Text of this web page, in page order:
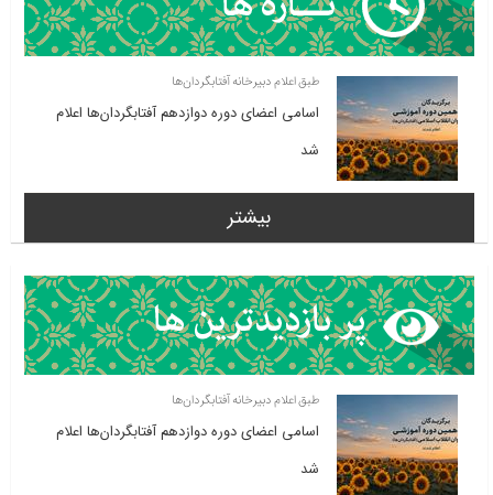
طبق اعلام دبیرخانه آفتابگردان‌ها
اسامی اعضای دوره دوازدهم آفتابگردان‌ها اعلام
شد
بیشتر
طبق اعلام دبیرخانه آفتابگردان‌ها
اسامی اعضای دوره دوازدهم آفتابگردان‌ها اعلام
شد